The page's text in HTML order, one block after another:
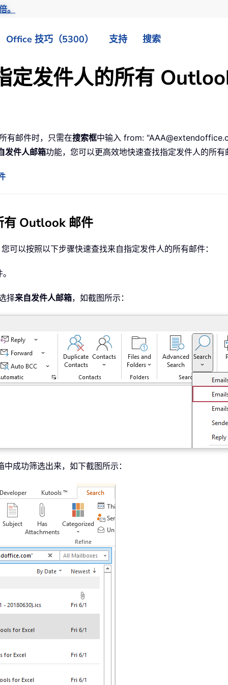
。
Office 技巧（5300） 支持 搜索
定发件人的所有
有邮件时，只需在搜索框中输入 from:
发件人邮箱功能，您可以更高效地快速查找指定发件人的所有
有 Outlook 邮件
以按照以下步骤快速查找来自指定发件人的所有邮件：
择来自发件人邮箱，如截图所示：
成功筛选出来，如下截图所示：